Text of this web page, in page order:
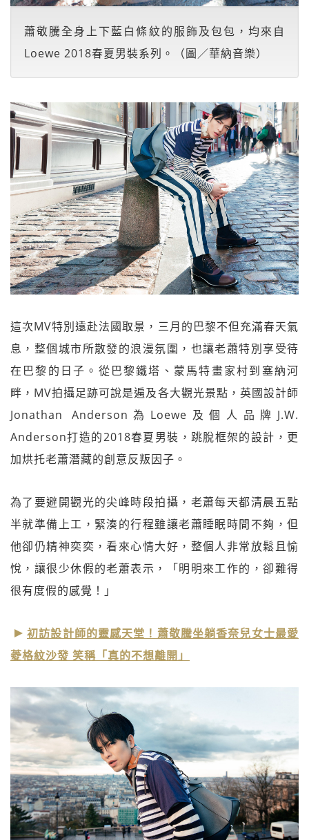
蕭敬騰全身上下藍白條紋的服飾及包包，均來自
Loewe 2018春夏男裝系列。（圖／華納音樂）
這次MV特別遠赴法國取景，三月的巴黎不但充滿春天氣
息，整個城市所散發的浪漫氛圍，也讓老蕭特別享受待
在巴黎的日子。從巴黎鐵塔、蒙馬特畫家村到塞納河
畔，MV拍攝足跡可說是遍及各大觀光景點，英國設計師
Jonathan Anderson為Loewe及個人品牌J.W.
Anderson打造的2018春夏男裝，跳脫框架的設計，更
加烘托老蕭潛藏的創意反叛因子。
為了要避開觀光的尖峰時段拍攝，老蕭每天都清晨五點
半就準備上工，緊湊的行程雖讓老蕭睡眠時間不夠，但
他卻仍精神奕奕，看來心情大好，整個人非常放鬆且愉
悅，讓很少休假的老蕭表示，「明明來工作的，卻難得
很有度假的感覺！」
初訪設計師的靈感天堂！蕭敬騰坐躺香奈兒女士最愛
菱格紋沙發 笑稱「真的不想離開」